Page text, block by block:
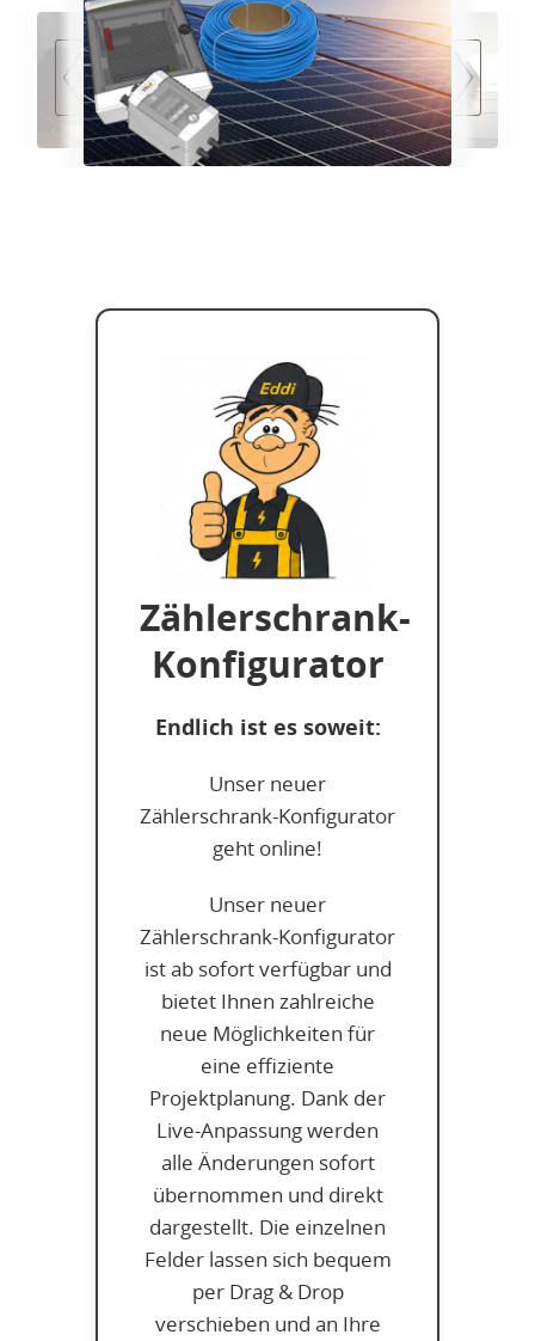
Zählerschrank-
Konfigurator
Endlich ist es soweit:
Unser neuer
Zählerschrank-Konfigurator
geht online!
Unser neuer
Zählerschrank-Konfigurator
ist ab sofort verfügbar und
bietet Ihnen zahlreiche
neue Möglichkeiten für
eine effiziente
Projektplanung. Dank der
Live-Anpassung werden
alle Änderungen sofort
übernommen und direkt
dargestellt. Die einzelnen
Felder lassen sich bequem
per Drag & Drop
verschieben und an Ihre